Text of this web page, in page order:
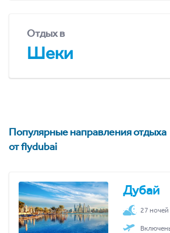
Отдых в
Шеки
Популярные направления отдыха
от flydubai
Дубай
27 ночей